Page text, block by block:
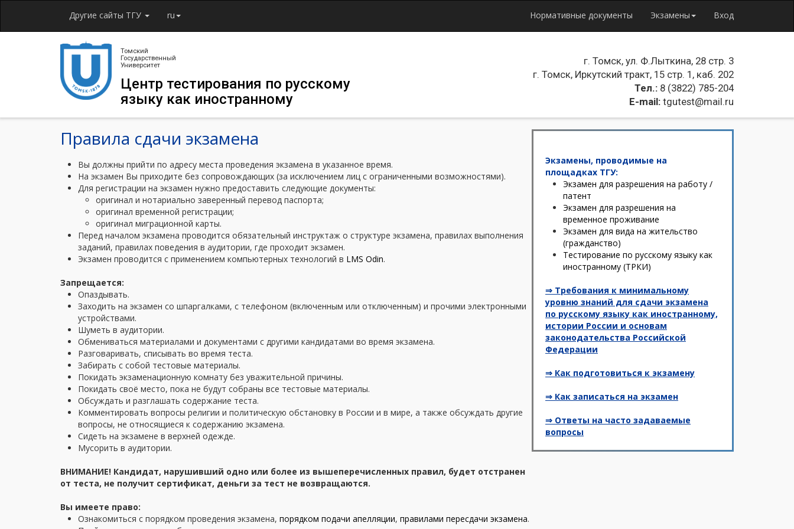
Другие сайты ТГУ ru Нормативные документы Экзамены Вход
Томский
Государственный
Университет
Центр тестирования по русскому
языку как иностранному
г. Томск, ул. Ф.Лыткина, 28 стр. 3
г. Томск, Иркутский тракт, 15 стр. 1, каб. 202
Тел.: 8 (3822) 785-204
E-mail: tgutest@mail.ru
Правила сдачи экзамена
Вы должны прийти по адресу места проведения экзамена в указанное время.
На экзамен Вы приходите без сопровождающих (за исключением лиц с ограниченными возможностями).
Для регистрации на экзамен нужно предоставить следующие документы:
оригинал и нотариально заверенный перевод паспорта;
оригинал временной регистрации;
оригинал миграционной карты.
Перед началом экзамена проводится обязательный инструктаж о структуре экзамена, правилах выполнения
заданий, правилах поведения в аудитории, где проходит экзамен.
Экзамен проводится с применением компьютерных технологий в LMS Odin.
Запрещается:
Опаздывать.
Заходить на экзамен со шпаргалками, с телефоном (включенным или отключенным) и прочими электронными
устройствами.
Шуметь в аудитории.
Обмениваться материалами и документами с другими кандидатами во время экзамена.
Разговаривать, списывать во время теста.
Забирать с собой тестовые материалы.
Покидать экзаменационную комнату без уважительной причины.
Покидать своё место, пока не будут собраны все тестовые материалы.
Обсуждать и разглашать содержание теста.
Комментировать вопросы религии и политическую обстановку в России и в мире, а также обсуждать другие
вопросы, не относящиеся к содержанию экзамена.
Сидеть на экзамене в верхней одежде.
Мусорить в аудитории.
ВНИМАНИЕ! Кандидат, нарушивший одно или более из вышеперечисленных правил, будет отстранен
от теста, не получит сертификат, деньги за тест не возвращаются.
Вы имеете право:
Ознакомиться с порядком проведения экзамена, порядком подачи апелляции, правилами пересдачи экзамена.
Экзамены, проводимые на
площадках ТГУ:
Экзамен для разрешения на работу /
патент
Экзамен для разрешения на
временное проживание
Экзамен для вида на жительство
(гражданство)
Тестирование по русскому языку как
иностранному (ТРКИ)
⇒ Требования к минимальному
уровню знаний для сдачи экзамена
по русскому языку как иностранному,
истории России и основам
законодательства Российской
Федерации
⇒ Как подготовиться к экзамену
⇒ Как записаться на экзамен
⇒ Ответы на часто задаваемые
вопросы